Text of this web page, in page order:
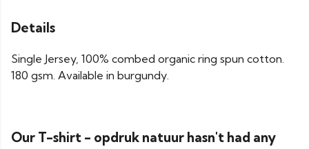
Details
Single Jersey, 100% combed organic ring spun cotton.
180 gsm. Available in burgundy.
Our T-shirt - opdruk natuur hasn't had any